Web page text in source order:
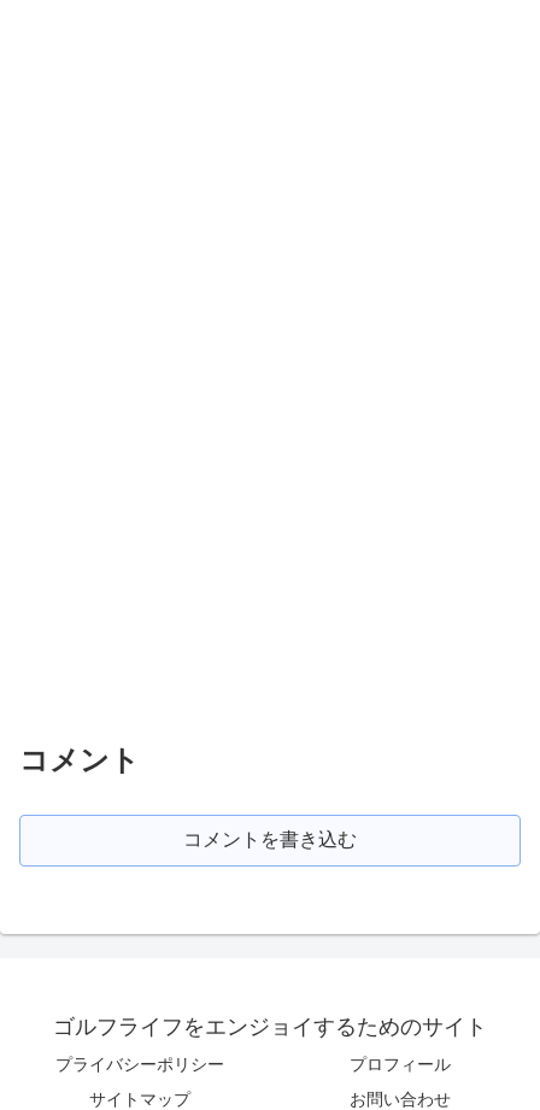
コメント
コメントを書き込む
ゴルフライフをエンジョイするためのサイト
プライバシーポリシー
プロフィール
サイトマップ
お問い合わせ